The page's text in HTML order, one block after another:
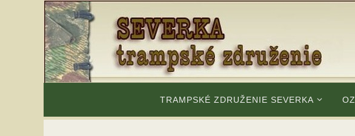
TRAMPSKÉ ZDRUŽENIE SEVERKA